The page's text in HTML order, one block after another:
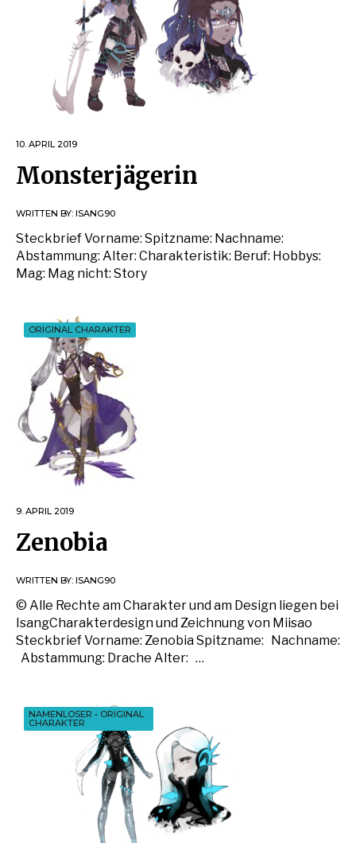
10. APRIL 2019
Monsterjägerin
WRITTEN BY: ISANG90
Steckbrief Vorname: Spitzname: Nachname:
Abstammung: Alter: Charakteristik: Beruf: Hobbys:
Mag: Mag nicht: Story
ORIGINAL CHARAKTER
9. APRIL 2019
Zenobia
WRITTEN BY: ISANG90
© Alle Rechte am Charakter und am Design liegen bei
IsangCharakterdesign und Zeichnung von Miisao
Steckbrief Vorname: Zenobia Spitzname: Nachname:
Abstammung: Drache Alter: …
NAMENLOSER • ORIGINAL
CHARAKTER